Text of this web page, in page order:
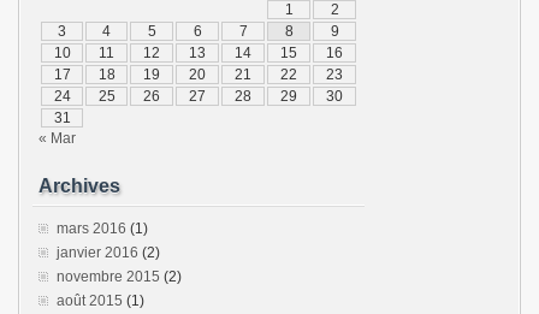
1
2
3
4 5 6 7 8
9
10
11 12 13 14 15
16
17
18 19 20 21 22
23
24
25 26 27 28 29
30
31
« Mar
Archives
mars 2016 (1)
janvier 2016 (2)
novembre 2015 (2)
août 2015 (1)